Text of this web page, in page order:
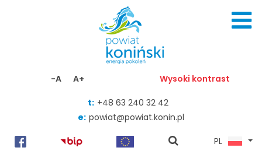
-A A+ Wysoki kontrast
t: +48 63 240 32 42
e: powiat@powiat.konin.pl
pokaż
PL